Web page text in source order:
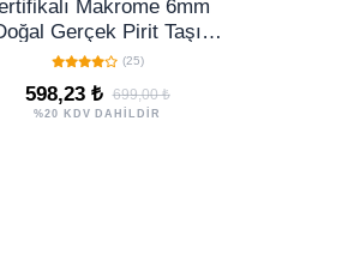
Makrome 6mm
Gerçek Pirit Taşı
Bileklik - Ayarlamalı
(25)
598,23 ₺ 699,00 ₺
%20 KDV DAHİLDİR